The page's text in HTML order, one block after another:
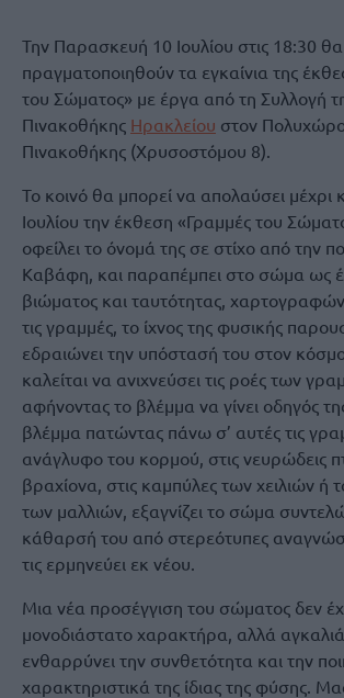
Την Παρασκευή 10 Ιουλίου στις 18:30 θα
πραγματοποιηθούν τα εγκαίνια της
του Σώματος» με έργα από τη Συλλογή
Πινακοθήκης Ηρακλείου στον
Πινακοθήκης (Χρυσοστόμου 8).
Το κοινό θα μπορεί να απολαύσει μέχρι
Ιουλίου την έκθεση «Γραμμές του
οφείλει το όνομά της σε στίχο από την
Καβάφη, και παραπέμπει στο σώμα ως
βιώματος και ταυτότητας,
τις γραμμές, το ίχνος της φυσικής
εδραιώνει την υπόστασή του στον
καλείται να ανιχνεύσει τις ροές των
αφήνοντας το βλέμμα να γίνει οδηγός
βλέμμα πατώντας πάνω σ’ αυτές τις
ανάγλυφο του κορμού, στις νευρώδεις
βραχίονα, στις καμπύλες των χειλιών ή
των μαλλιών, εξαγνίζει το σώμα
κάθαρσή του από στερεότυπες
τις ερμηνεύει εκ νέου.
Μια νέα προσέγγιση του σώματος δεν
μονοδιάστατο χαρακτήρα, αλλά
ενθαρρύνει την συνθετότητα και την
χαρακτηριστικά της ίδιας της φύσης.